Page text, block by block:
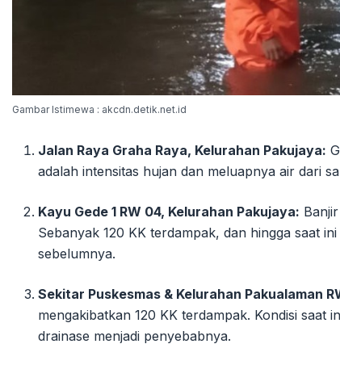
Gambar Istimewa : akcdn.detik.net.id
Jalan Raya Graha Raya, Kelurahan Pakujaya:
adalah intensitas hujan dan meluapnya air dari
Kayu Gede 1 RW 04, Kelurahan Pakujaya:
Sebanyak 120 KK terdampak, dan hingga saat
sebelumnya.
Sekitar Puskesmas & Kelurahan Pakualaman
mengakibatkan 120 KK terdampak. Kondisi
drainase menjadi penyebabnya.